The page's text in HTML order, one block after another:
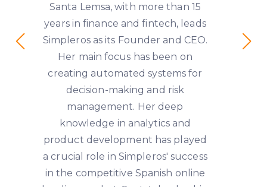
Santa Lemsa, with more than 15
years in finance and fintech, leads
Simpleros as its Founder and CEO.
Her main focus has been on
creating automated systems for
decision-making and risk
management. Her deep
knowledge in analytics and
product development has played
a crucial role in Simpleros' success
in the competitive Spanish online